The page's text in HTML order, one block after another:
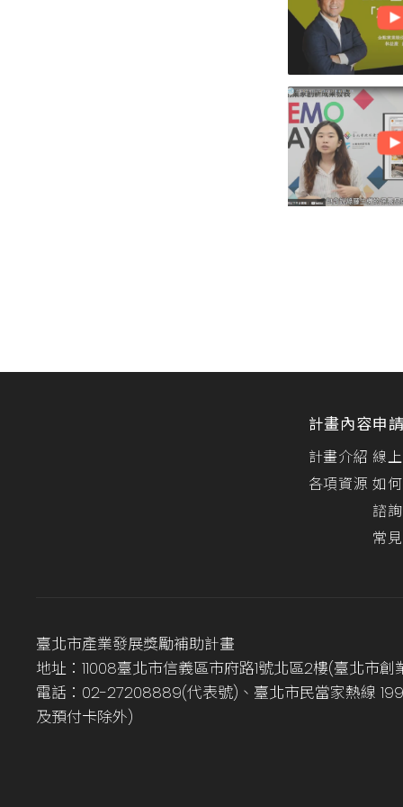
計畫內容
計畫介紹
各項資源
申
線
如
諮
常
臺北市產業發展獎勵補助計畫
地址：11008臺北市信義區市府路1號北區2樓(臺北市
電話：02-27208889(代表號)、臺北市民當家熱線
及預付卡除外)